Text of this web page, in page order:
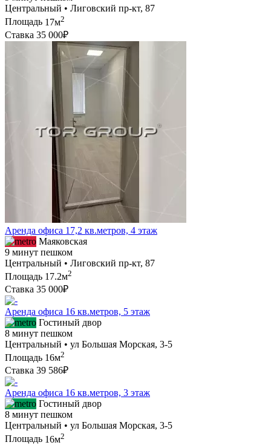
Центральный • Лиговский пр-кт, 87
Площадь 17м2
Ставка 35 000₽
Аренда офиса 17,2 кв.метров, 4 этаж
Маяковская
9 минут пешком
Центральный • Лиговский пр-кт, 87
Площадь 17.2м2
Ставка 35 000₽
Аренда офиса 16 кв.метров, 5 этаж
Гостиный двор
8 минут пешком
Центральный • ул Большая Морская, 3-5
Площадь 16м2
Ставка 39 586₽
Аренда офиса 16 кв.метров, 3 этаж
Гостиный двор
8 минут пешком
Центральный • ул Большая Морская, 3-5
Площадь 16м2